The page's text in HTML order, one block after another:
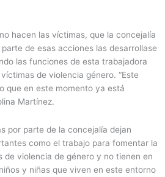
hacen las víctimas, que la concejalía
de esas acciones las desarrollase
las funciones de esta trabajadora
de violencia género. “Este
que en este momento ya está
Martínez.
por parte de la concejalía dejan
como el trabajo para fomentar la
de violencia de género y no tienen en
y niñas que viven en este entorno